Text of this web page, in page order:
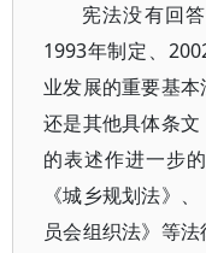
宪法没有回
1993年制定、
业发展的重要基
还是其他具体条
的表述作进一步
《城乡规划法》
员会组织法》等